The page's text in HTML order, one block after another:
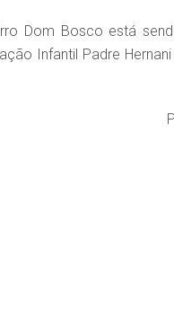
Dom Bosco está
Infantil Padre